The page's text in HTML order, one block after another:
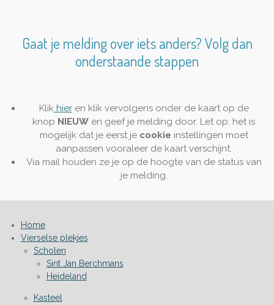
Gaat je melding over iets anders? Volg dan
onderstaande stappen
Klikhieren klik vervolgens onder de kaart op de
knop NIEUW en geef je melding door. Let op: het is
mogelijk dat je eerst je cookie instellingen moet
aanpassen vooraleer de kaart verschijnt.
Via mail houden ze je op de hoogte van de status van
je melding.
Home
Vierselse plekjes
Scholen
Sint Jan Berchmans
Heideland
Kasteel